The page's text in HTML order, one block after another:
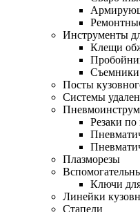
Инструменты
Клещи
Посты
Системы
Резаки по
Плазморезы
Ключи
Линейки
Стапели